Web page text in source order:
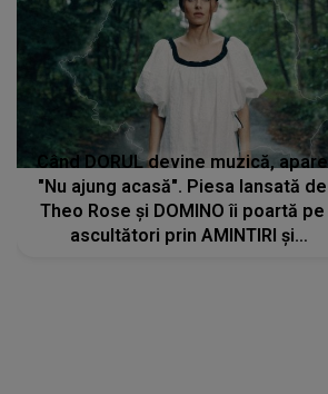
Când DORUL devine muzică, apare
"Nu ajung acasă". Piesa lansată de
Theo Rose și DOMINO îi poartă pe
ascultători prin AMINTIRI și